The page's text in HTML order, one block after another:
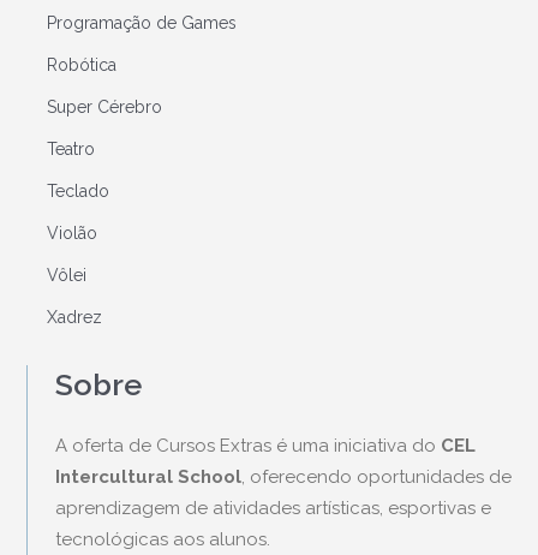
Programação de Games
Robótica
Super Cérebro
Teatro
Teclado
Violão
Vôlei
Xadrez
Sobre
A oferta de Cursos Extras é uma iniciativa do CEL
Intercultural School, oferecendo oportunidades de
aprendizagem de atividades artísticas, esportivas e
tecnológicas aos alunos.